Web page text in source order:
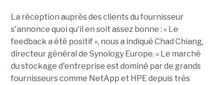
La réception auprès des clients du fournisseur
s'annonce quoi qu'il en soit assez bonne : « Le
feedback a été positif », nous a indiqué Chad Chiang,
directeur général de Synology Europe. « Le marché
du stockage d'entreprise est dominé par de grands
fournisseurs comme NetApp et HPE depuis très